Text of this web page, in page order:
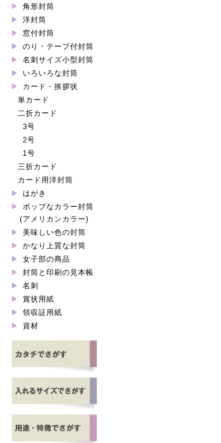
角形封筒
洋封筒
窓付封筒
のり・テープ付封筒
名刺サイズ小型封筒
いろいろな封筒
カード・挨拶状
単カード
二折カード
3号
2号
1号
三折カード
カード用洋封筒
はがき
ポップなカラー封筒
(アメリカンカラー)
美味しい色の封筒
かなり上質な封筒
女子部の商品
封筒と印刷の見本帳
名刺
賞状用紙
領収証用紙
資材